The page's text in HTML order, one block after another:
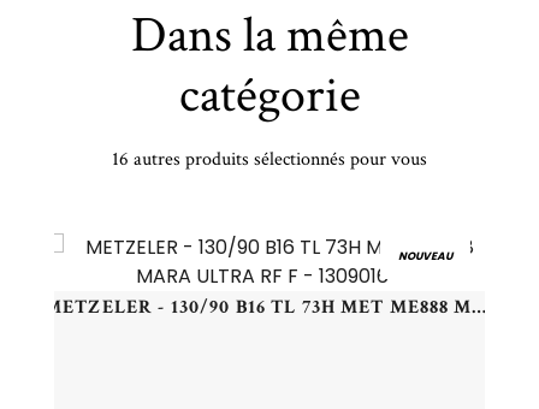
Dans la même
catégorie
16 autres produits sélectionnés pour vous
NOUVEAU
METZELER - 130/90 B16 TL 73H MET ME888 MARA ULTRA RF F - 1309016 -